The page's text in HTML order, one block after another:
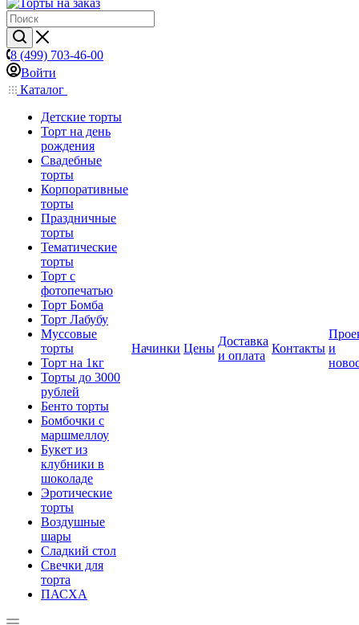
8 (499) 703-46-00
Войти
Каталог
Детские торты
Торт на день
рождения
Свадебные
торты
Корпоративные
торты
Праздничные
торты
Тематические
торты
Торт с
фотопечатью
Торт Бомба
Торт Лабубу
Муссовые
торты
Торт на 1кг
Торты до 3000
рублей
Бенто торты
Бомбочки с
маршмеллоу
Букет из
клубники в
шоколаде
Эротические
торты
Воздушные
шары
Сладкий стол
Свечки для
торта
ПАСХА
Начинки Цены
Доставка
и оплата
Контакты и